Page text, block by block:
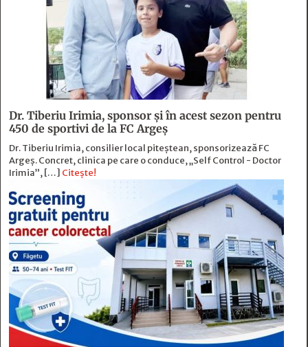
Dr. Tiberiu Irimia, sponsor şi în acest sezon pentru
450 de sportivi de la FC Argeş
Dr. Tiberiu Irimia, consilier local piteștean, sponsorizează FC
Argeș. Concret, clinica pe care o conduce, „Self Control - Doctor
Irimia”, […] Citește!